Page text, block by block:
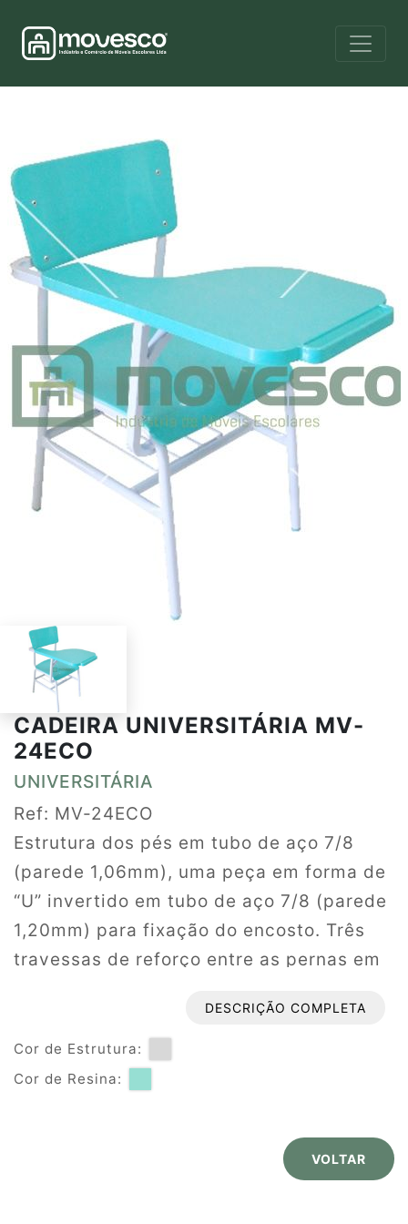
CADEIRA UNIVERSITÁRIA MV-
24ECO
UNIVERSITÁRIA
Ref: MV-24ECO
Estrutura dos pés em tubo de aço 7/8
(parede 1,06mm), uma peça em forma de
“U” invertido em tubo de aço 7/8 (parede
1,20mm) para fixação do encosto. Três
travessas de reforço entre as pernas em
frontal em tubo ¾(parede 0,90mm). Base
de sustentação da prancheta em tubo
25x25 (parede 1,50mm) e apoio em tubo
sustentação e fixação da prancheta em
tubo 20x20 (parede 1,20mm). Porta livros
DESCRIÇÃO COMPLETA
Cor de Estrutura:
Cor de Resina:
VOLTAR